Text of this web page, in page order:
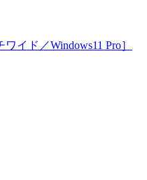
イド／Windows11 Pro］